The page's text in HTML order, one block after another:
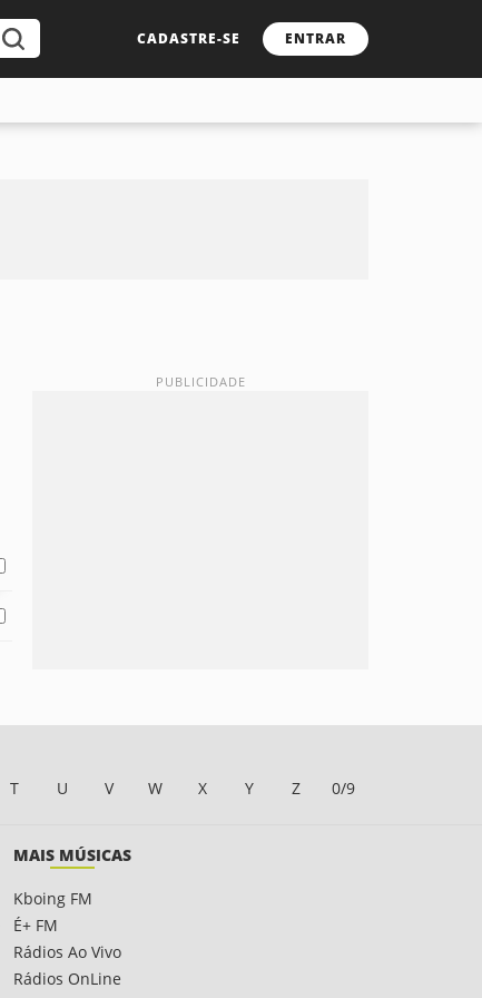
CADASTRE-SE ENTRAR
T U V W X Y Z 0/9
MAIS MÚSICAS
Kboing FM
É+ FM
Rádios Ao Vivo
Rádios OnLine